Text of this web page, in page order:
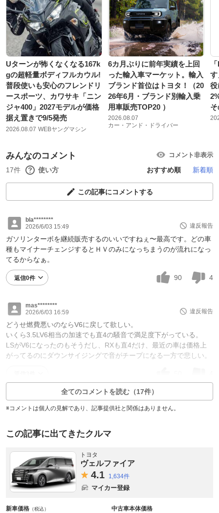
Uターンが怖くなくなる167k
gの超軽量ボディフルカウル!
普段使いも安心のフレンドリ
ースポーツ、カワサキ「ニン
ジャ400」2027モデルが価格
据え置きで9/5発売
2026.08.07 WEBヤングマシン
6カ月ぶりに前年実績を上回
った輸入車マーケット。輸入
ブランド首位はトヨタ！（20
26年6月・ブランド別輸入乗
用車販売TOP20 ）
2026.08.07
カー・アンド・ドライバー
す
役
みんなのコメント コメント非表示
17件 使い方 おすすめ順 新着順
この記事にコメントする
bla********
2026/6/03 15:49
違反報告
ガソリンターボを継続販売するのいいですねぇ〜最高です。どの車
種もマイナーチェンジするとＨＶのみになっちまうのが流れになっ
てるからなぁ。
返信0件 90 4
mas********
2026/6/03 16:59
違反報告
どうせ燃費悪いのならV6に戻して欲しい。
いくら3.5LV6相当の加速でも直4の騒音で満足度下がっている。
LSがV6になったのもそうだし、RXも直4だけ、最近の車は価格上
がってるのにダウンサイジングで音がチープになる一方で悲しい。
全てのコメントを読む（17件）
※コメントは個人の見解であり、記事提供社と関係はありません。
この記事に出てきたクルマ
トヨタ
ヴェルファイア
4.1 1,634件
マイカー登録
新車価格 （税込） 中古車本体価格